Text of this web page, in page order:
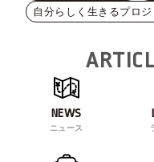
自分らしく生きるプロジ
NEWS
ニュース